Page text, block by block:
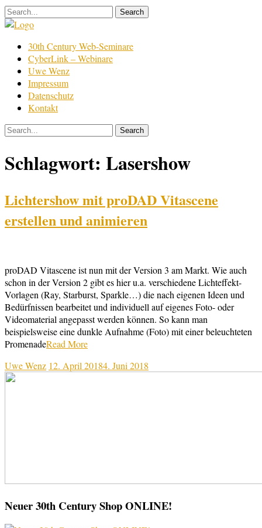
Skip
to
Film
Bearbeitung
30th Century Web-Seminare
CyberLink – Webinare
Uwe Wenz
Impressum
Datenschutz
Kontakt
Schlagwort: Lasershow
Lichtershow mit proDAD Vitascene
erstellen und animieren
proDAD Vitascene ist nun mit der Version 3 am Markt. Wie auch
schon in der Version 2 gibt es hier u.a. verschiedene Lichteffekt-
Vorlagen (Ray, Starburst, Sparkle…) die nach eigenen Ideen und
Bedürfnissen bearbeitet und individuell auf eigenes Foto- oder
Videomaterial angepasst werden können. So kann man
beispielsweise eine dunkle Aufnahme (Foto) mit einer beleuchteten
PromenadeRead More
Uwe Wenz 12. April 20184. Juni 2018
Neuer 30th Century Shop ONLINE!